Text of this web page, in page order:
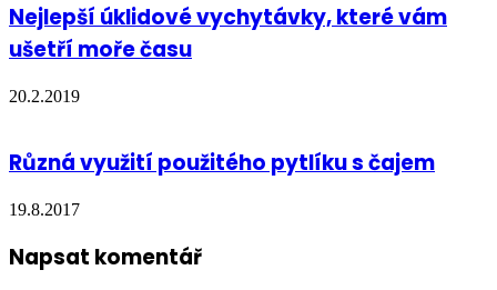
Nejlepší úklidové vychytávky, které vám
ušetří moře času
20.2.2019
Různá využití použitého pytlíku s čajem
19.8.2017
Napsat komentář